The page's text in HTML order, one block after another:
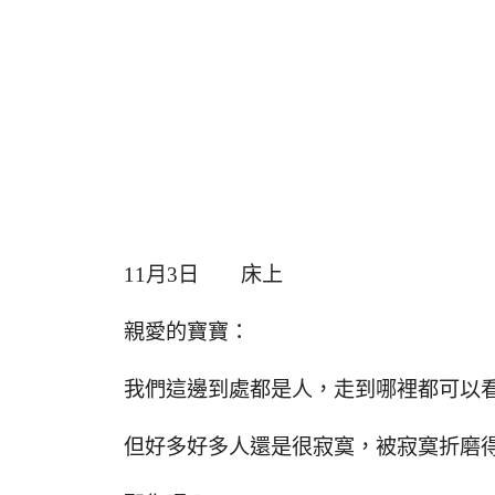
11月3日 床上
親愛的寶寶：
我們這邊到處都是人，走到哪裡都可以
但好多好多人還是很寂寞，被寂寞折磨